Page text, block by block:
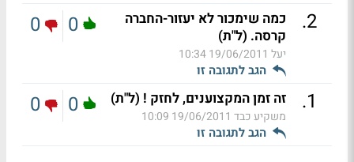
2
.
כמה שימכור לא יעזור-החברה
קרסה. (ל"ת)
יעל 19/06/2011 10:34
הגב לתגובה זו
0
0
1
. זה זמן המקצוענים, לחזק ! (ל"ת)
משקיע כבד 19/06/2011 10:09
הגב לתגובה זו
0
0